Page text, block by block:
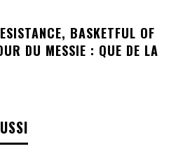
BASKETFUL OF
DU MESSIE : QUE DE LA